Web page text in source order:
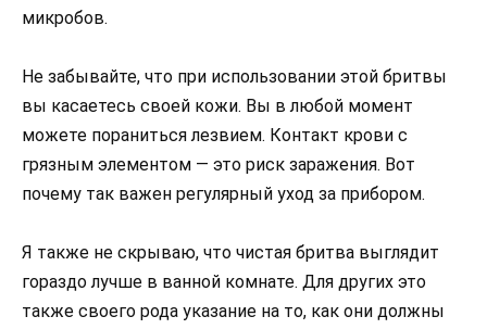
микробов.
Не забывайте, что при использовании этой бритвы
вы касаетесь своей кожи. Вы в любой момент
можете пораниться лезвием. Контакт крови с
грязным элементом — это риск заражения. Вот
почему так важен регулярный уход за прибором.
Я также не скрываю, что чистая бритва выглядит
гораздо лучше в ванной комнате. Для других это
также своего рода указание на то, как они должны